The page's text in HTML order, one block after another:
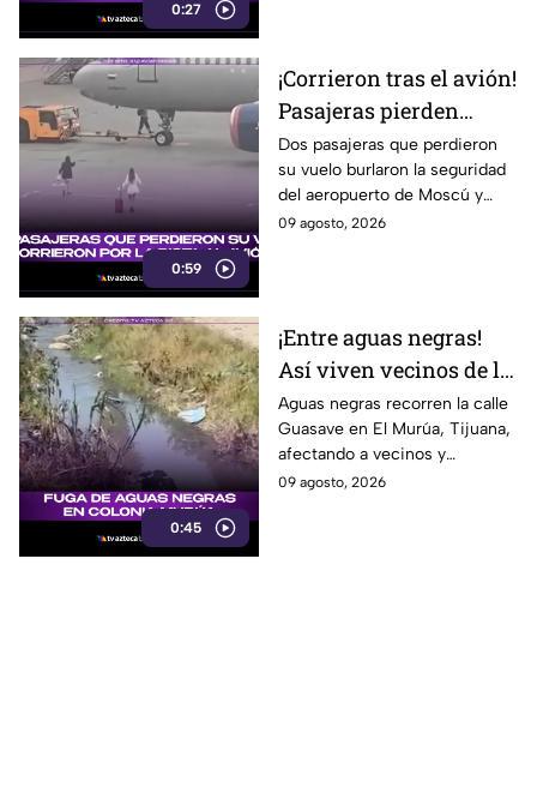
0:27
0:59
¡Corrieron tras el avión!
Pasajeras pierden
vuelo y entran a la
pista para intentar
alcanzarlo
Dos pasajeras que perdieron
su vuelo burlaron la seguridad
del aeropuerto de Moscú y
corrieron hacia la pista para
09 agosto, 2026
0:45
¡Entre aguas negras!
Así viven vecinos de la
calle Guasave en la
colonia El Murúa
Aguas negras recorren la calle
Guasave en El Murúa, Tijuana,
afectando a vecinos y
comerciantes ambulantes y
09 agosto, 2026